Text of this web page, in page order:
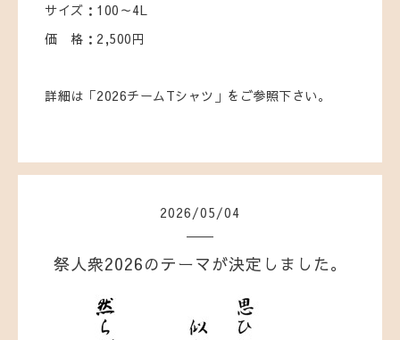
サイズ：100～4L
価 格：2,500円
詳細は「2026チームTシャツ」をご参照下さい。
2026/05/04
祭人衆2026のテーマが決定しました。